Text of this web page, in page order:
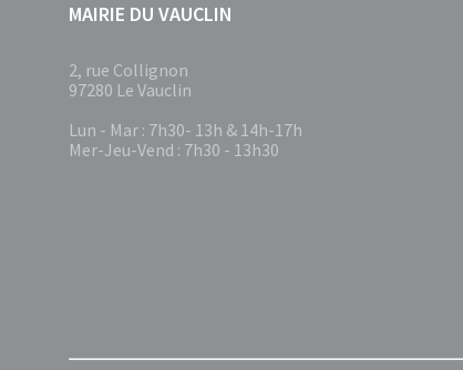
MAIRIE DU VAUCLIN
2, rue Collignon
97280 Le Vauclin
Lun - Mar : 7h30- 13h & 14h-17h
Mer-Jeu-Vend : 7h30 - 13h30